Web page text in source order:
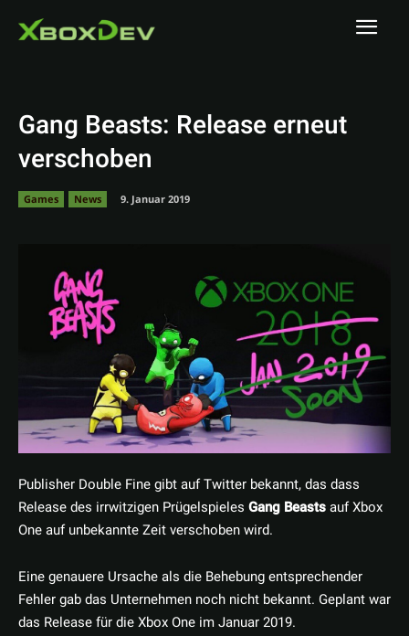
Gang Beasts: Release erneut
verschoben
Games News 9. Januar 2019
Publisher Double Fine gibt auf Twitter bekannt, das dass
Release des irrwitzigen Prügelspieles Gang Beastsauf Xbox
One auf unbekannte Zeit verschoben wird.
Eine genauere Ursache als die Behebung entsprechender
Fehler gab das Unternehmen noch nicht bekannt. Geplant war
das Release für die Xbox One im Januar 2019.